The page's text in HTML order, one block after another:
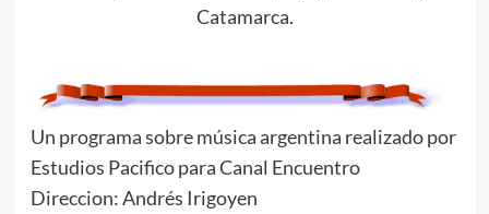
Catamarca.
Un programa sobre música argentina realizado por
Estudios Pacifico para Canal Encuentro
Direccion: Andrés Irigoyen